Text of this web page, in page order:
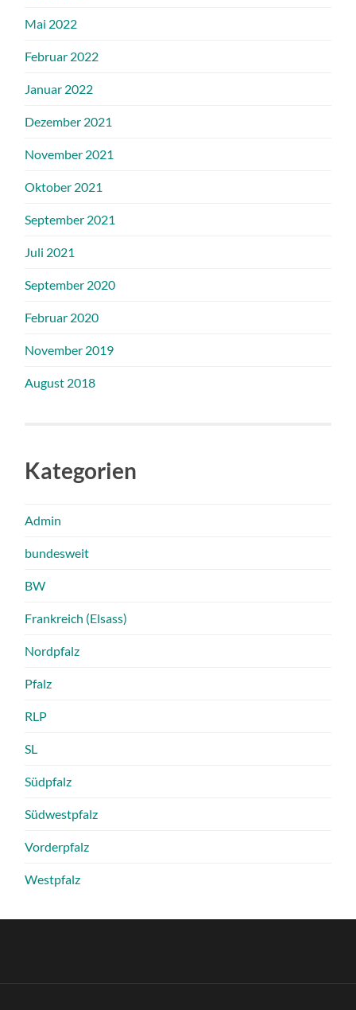
Mai 2022
Februar 2022
Januar 2022
Dezember 2021
November 2021
Oktober 2021
September 2021
Juli 2021
September 2020
Februar 2020
November 2019
August 2018
Kategorien
Admin
bundesweit
BW
Frankreich (Elsass)
Nordpfalz
Pfalz
RLP
SL
Südpfalz
Südwestpfalz
Vorderpfalz
Westpfalz